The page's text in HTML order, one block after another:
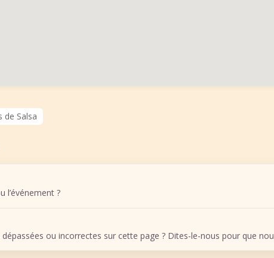
de Salsa
l’événement ?
ou incorrectes sur cette page ? Dites-le-nous pour que